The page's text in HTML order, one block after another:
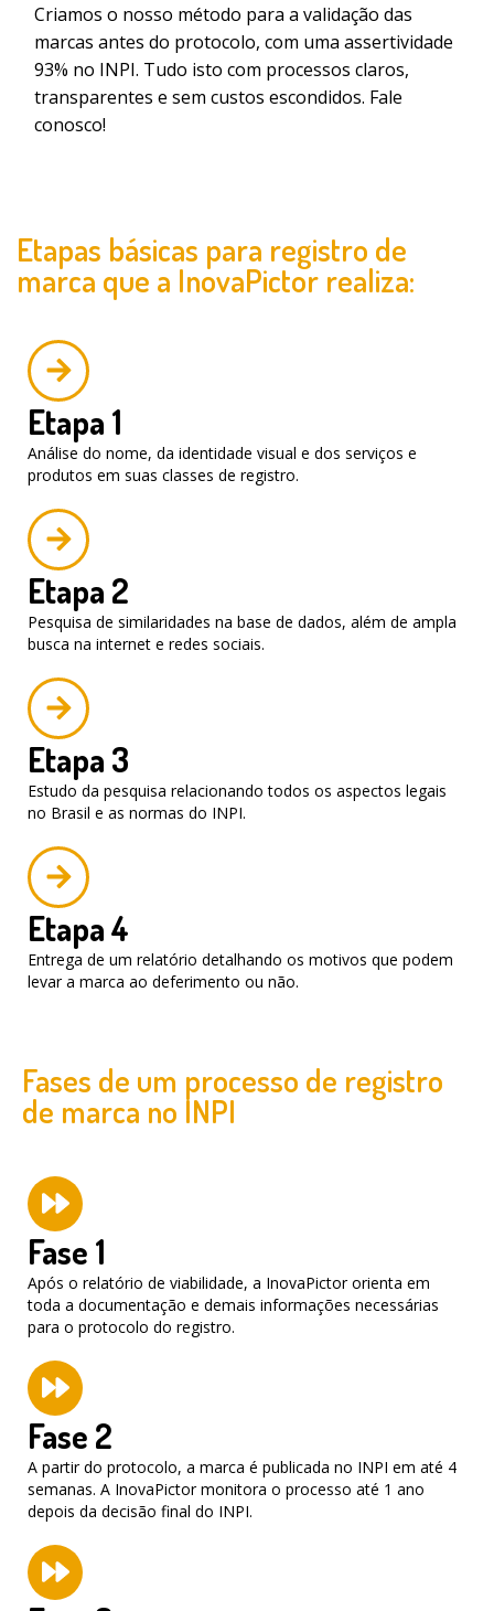
Criamos o nosso método para a validação das
marcas antes do protocolo, com uma assertividade
93% no INPI. Tudo isto com processos claros,
transparentes e sem custos escondidos. Fale
conosco!
Etapas básicas para registro de
marca que a InovaPictor realiza:
Etapa 1
Análise do nome, da identidade visual e dos serviços e
produtos em suas classes de registro.
Etapa 2
Pesquisa de similaridades na base de dados, além de ampla
busca na internet e redes sociais.
Etapa 3
Estudo da pesquisa relacionando todos os aspectos legais
no Brasil e as normas do INPI.
Etapa 4
Entrega de um relatório detalhando os motivos que podem
levar a marca ao deferimento ou não.
Fases de um processo de registro
de marca no INPI
Fase 1
Após o relatório de viabilidade, a InovaPictor orienta em
toda a documentação e demais informações necessárias
para o protocolo do registro.
Fase 2
A partir do protocolo, a marca é publicada no INPI em até 4
semanas. A InovaPictor monitora o processo até 1 ano
depois da decisão final do INPI.